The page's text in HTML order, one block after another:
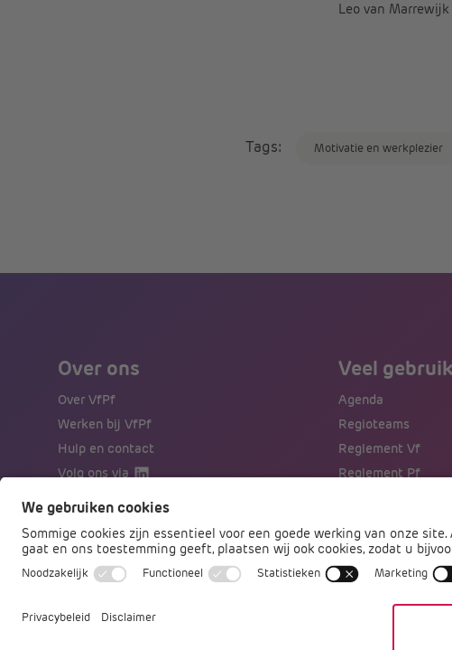
Leo van Marrewijk
Tags: Motivatie en werkplezier
Over ons
Over VfPf
Werken bij VfPf
Hulp en contact
Volg ons via
Aanmelden nieuwsbrief
Veel
Agenda
Regioteams
Reglement Vf
Reglement Pf